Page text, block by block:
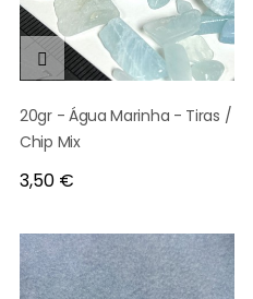

20gr - Água Marinha - Tiras /
Chip Mix
Preço
3,50 €